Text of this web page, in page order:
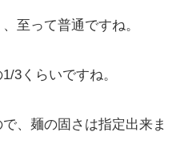
至って普通ですね。
3くらいですね。
、麺の固さは指定出来ま